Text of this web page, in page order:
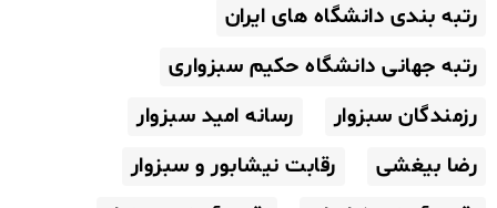
رتبه بندی دانشگاه های ایران
رتبه جهانی دانشگاه حکیم سبزواری
رزمندگان سبزوار
رسانه امید سبزوار
رضا بیغشی
رقابت نیشابور و سبزوار